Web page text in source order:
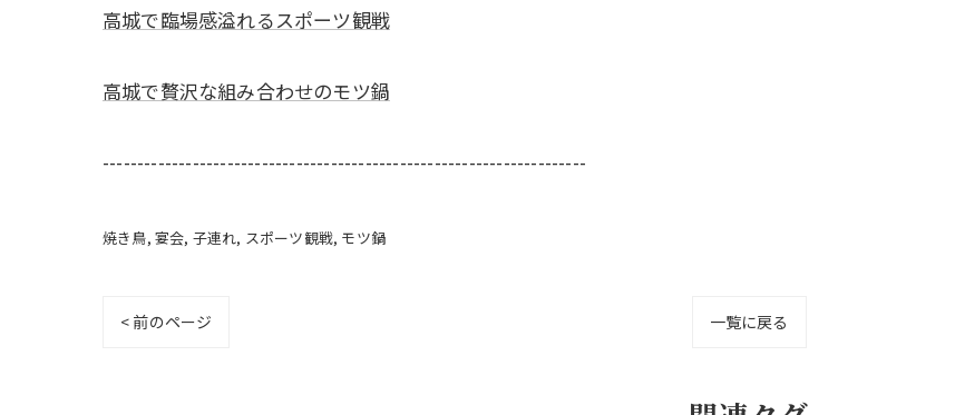
高城で臨場感溢れるスポーツ観戦
高城で贅沢な組み合わせのモツ鍋
----------------------------------------------------------------------
焼き鳥 宴会 子連れ スポーツ観戦 モツ鍋
< 前のページ 一覧に戻る